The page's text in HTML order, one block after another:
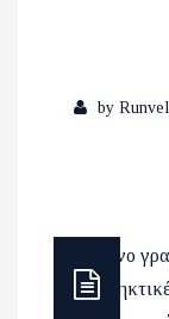
by Runvel
*Κείμενο